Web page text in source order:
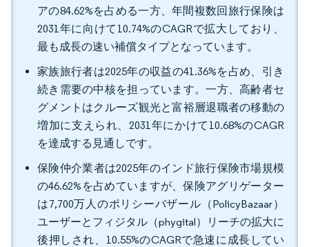
アの84.62%を占める一方、年間複数回旅行保険は
2031年に向けて10.74%のCAGRで拡大しており、
最も成長の速い補償タイプとなっています。
家族旅行者は2025年の収益の41.36%を占め、引き
続き需要の中核を担っています。一方、高齢者セ
グメントはクルーズ観光と富裕層退職者の移動の
増加に支えられ、2031年にかけて10.68%のCAGR
を達成する見通しです。
保険仲介業者は2025年のインド旅行保険市場規模
の46.62%を占めていますが、保険アグリゲーター
は7,700万人のポリシーバザール（PolicyBazaar）
ユーザーとフィジタル（phygital）リーチの拡大に
後押しされ、10.55%のCAGRで急速に成長してい